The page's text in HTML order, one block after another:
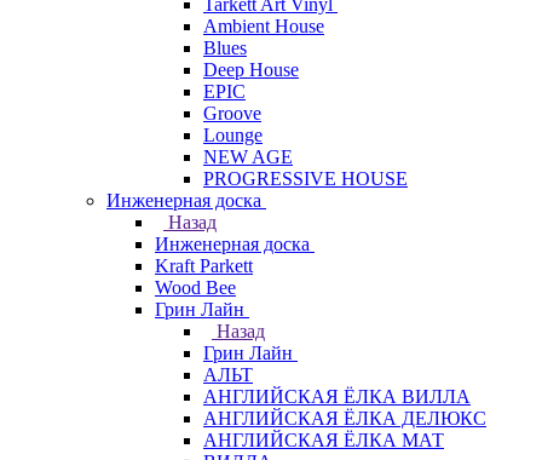
Tarkett Art Vinyl
Ambient House
Blues
Deep House
EPIC
Groove
Lounge
NEW AGE
PROGRESSIVE HOUSE
Инженерная доска
Назад
Инженерная доска
Kraft Parkett
Wood Bee
Грин Лайн
Назад
Грин Лайн
АЛЬТ
АНГЛИЙСКАЯ ЁЛКА ВИЛЛА
АНГЛИЙСКАЯ ЁЛКА ДЕЛЮКС
АНГЛИЙСКАЯ ЁЛКА МАТ